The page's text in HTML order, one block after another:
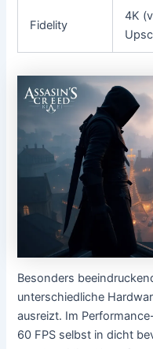
Fidelity
4K
Besonders
unterschiedliche
ausreizt. Im
60 FPS selbst in dicht